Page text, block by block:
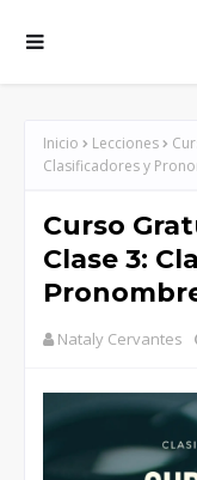
Inicio Lecciones
Clasificadores y
Curso
Clase 3:
Nataly Cervantes